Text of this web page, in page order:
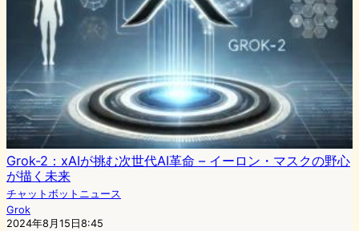
Grok-2：xAIが挑む次世代AI革命 – イーロン・マスクの野心
が描く未来
チャットボットニュース
Grok
2024年8月15日8:45